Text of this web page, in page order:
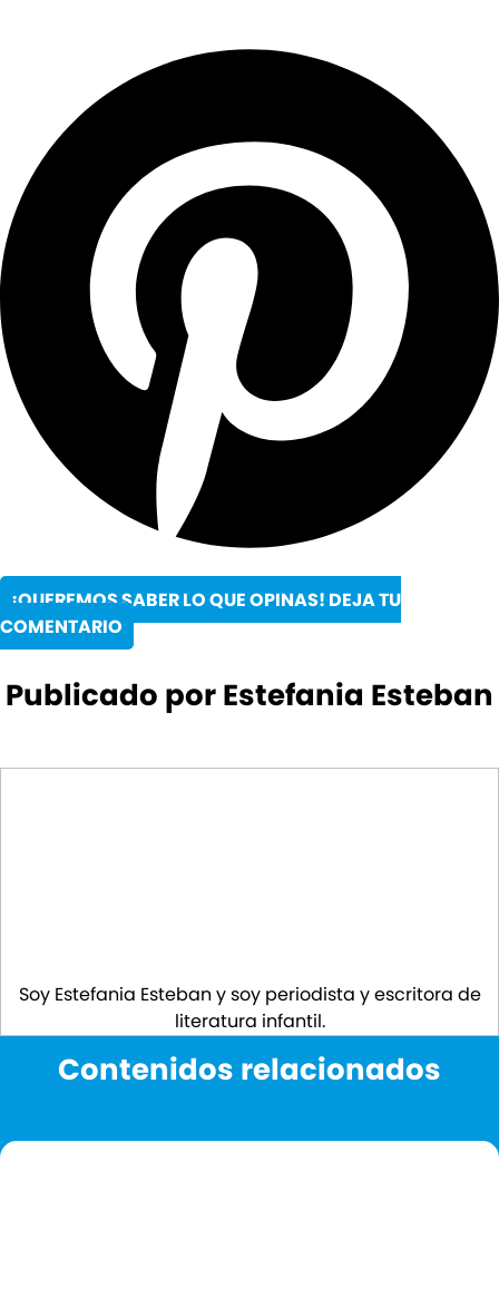
¡QUEREMOS SABER LO QUE OPINAS! DEJA TU
COMENTARIO
Publicado por Estefania Esteban
Soy Estefania Esteban y soy periodista y escritora de
literatura infantil.
Contenidos relacionados